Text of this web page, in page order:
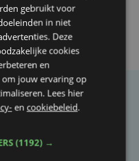
opgemerkt in dit
gebruikt voor
in niet
Deze
cookies
en
jouw ervaring op
Lees hier
en cookiebeleid.
(1192) →